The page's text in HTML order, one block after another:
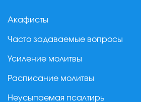
Акафисты
Часто задаваемые вопросы
Усиление молитвы
Расписание молитвы
Неусыпаемая псалтирь